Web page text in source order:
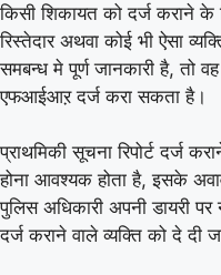
किसी शिकायत को दर्ज कराने के
रिस्तेदार अथवा कोई भी ऐसा
समबन्ध मे पूर्ण जानकारी है, तो
एफआईआऱ दर्ज करा सकता है।
प्राथमिकी सूचना रिपोर्ट दर्ज
होना आवश्यक होता है, इसके
पुलिस अधिकारी अपनी डायरी
दर्ज कराने वाले व्यक्ति को दे दी